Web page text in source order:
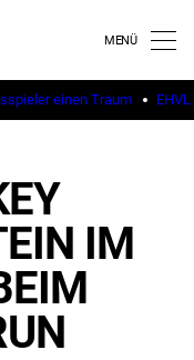
einen Traum
IM